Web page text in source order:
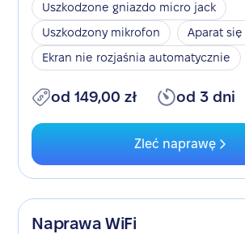
Uszkodzone gniazdo micro jack
Uszkodzony mikrofon
Aparat
Ekran nie rozjaśnia automatycznie
od 149,00 zł od 3 dni
Zleć naprawę
Naprawa WiFi